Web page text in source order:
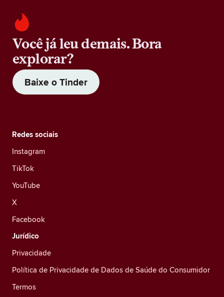
Você já leu demais. Bora
explorar?
Baixe o Tinder
Redes sociais
Instagram
TikTok
YouTube
X
Facebook
Jurídico
Privacidade
Política de Privacidade de Dados de Saúde do Consumidor
Termos